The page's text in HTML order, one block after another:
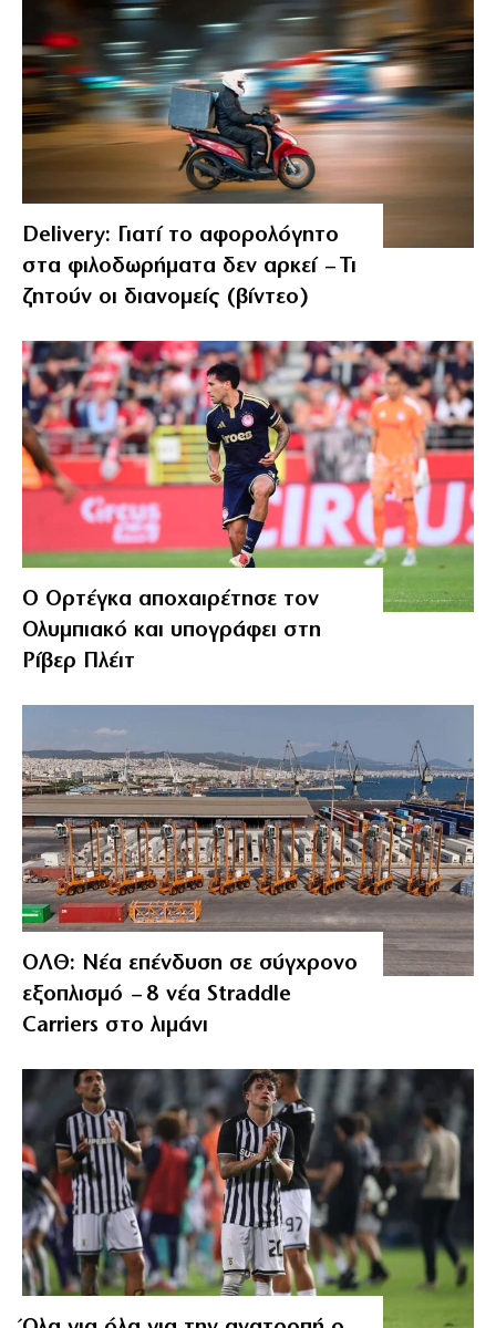
Delivery: Γιατί το αφορολόγητο
στα φιλοδωρήματα δεν αρκεί – Τι
ζητούν οι διανομείς (βίντεο)
Ο Ορτέγκα αποχαιρέτησε τον
Ολυμπιακό και υπογράφει στη
Ρίβερ Πλέιτ
ΟΛΘ: Νέα επένδυση σε σύγχρονο
εξοπλισμό – 8 νέα Straddle
Carriers στο λιμάνι